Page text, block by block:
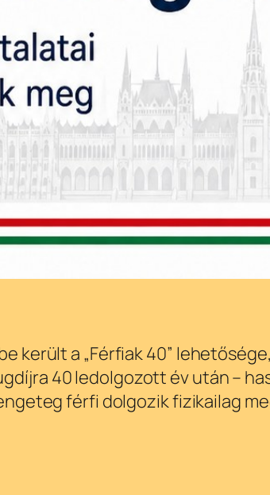
a „Férfiak 40”
40 ledolgozott év után –
férfi dolgozik fizikailag